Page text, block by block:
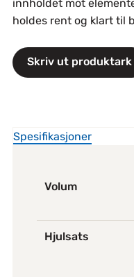
innholdet mot
holdes rent og klart til
Skriv ut produktark
Spesifikasjoner
Volum
Hjulsats